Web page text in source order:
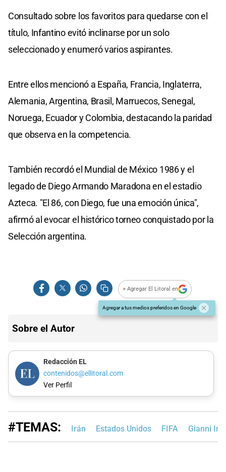
Consultado sobre los favoritos para quedarse con el
título, Infantino evitó inclinarse por un solo
seleccionado y enumeró varios aspirantes.
Entre ellos mencionó a España, Francia, Inglaterra,
Alemania, Argentina, Brasil, Marruecos, Senegal,
Noruega, Ecuador y Colombia, destacando la paridad
que observa en la competencia.
También recordó el Mundial de México 1986 y el
legado de Diego Armando Maradona en el estadio
Azteca. "El 86, con Diego, fue una emoción única",
afirmó al evocar el histórico torneo conquistado por la
Selección argentina.
+ Agregar El Litoral en
Agregar a tus medios preferidos en Google
Sobre el Autor
Redacción EL
contenidos@ellitoral.com
Ver Perfil
#TEMAS: Irán Estados Unidos FIFA Gianni